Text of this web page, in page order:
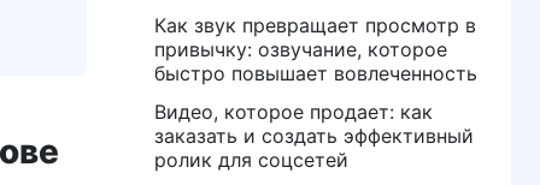
Как звук превращает просмотр в
привычку: озвучание, которое
быстро повышает вовлеченность
Видео, которое продает: как
заказать и создать эффективный
ролик для соцсетей